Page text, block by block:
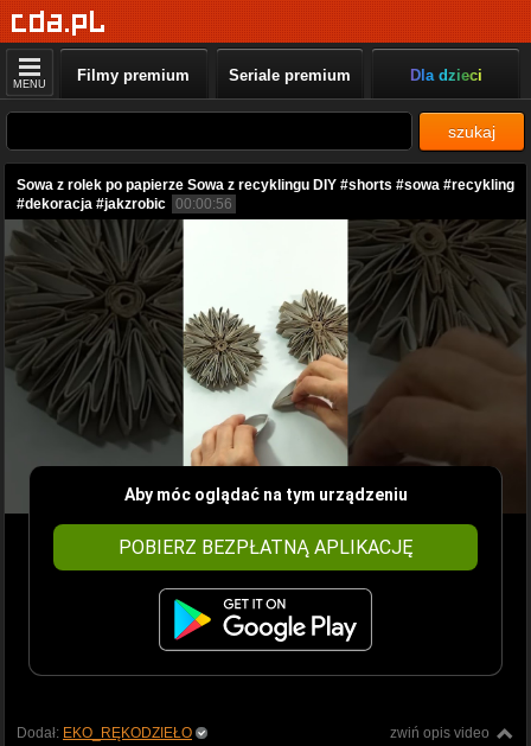
MENU Filmy premium Seriale premium Dla dzieci
szukaj
Sowa z rolek po papierze Sowa z recyklingu DIY #shorts #sowa #recykling
#dekoracja #jakzrobic 00:00:56
Aby móc oglądać na tym urządzeniu
POBIERZ BEZPŁATNĄ APLIKACJĘ
zwiń opis video
Dodał: EKO_RĘKODZIEŁO